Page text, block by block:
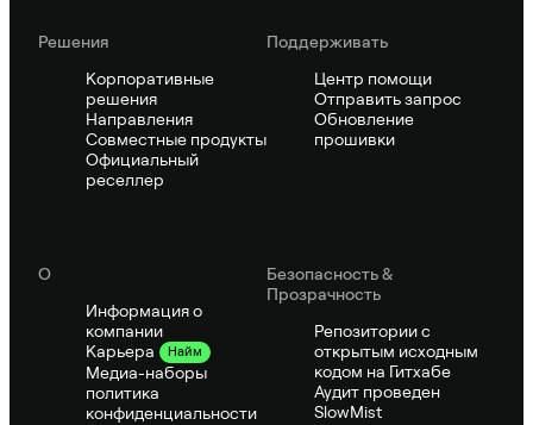
Решения
Корпоративные
решения
Направления
Совместные продукты
Официальный
реселлер
Поддерживать
Центр помощи
Отправить запрос
Обновление
прошивки
О
Информация о
компании
Карьера
Найм
Медиа-наборы
политика
конфиденциальности
Безопасность &
Прозрачность
Репозитории с
открытым исходным
кодом на Гитхабе
Аудит проведен
SlowMist